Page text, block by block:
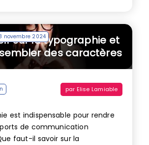
novembre 2024
sur la typographie et
des caractères
par Elise Lamiable
est indispensable pour rendre
de communication
faut-il savoir sur la